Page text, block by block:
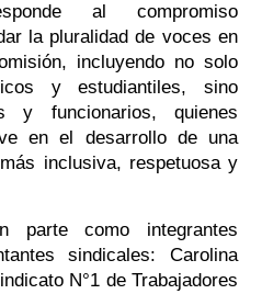
al compromiso
la pluralidad de voces en
incluyendo no solo
y estudiantiles, sino
y funcionarios, quienes
en el desarrollo de una
inclusiva, respetuosa y
parte como integrantes
sindicales: Carolina
N°1 de Trabajadores